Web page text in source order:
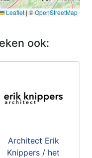
Leaflet |©OpenStreetMap
ook:
Architect Erik
Knippers / het